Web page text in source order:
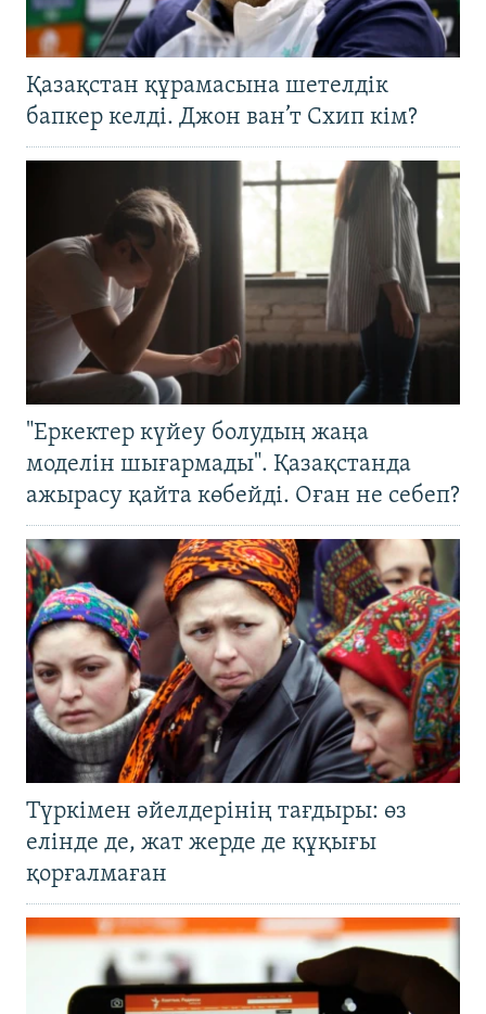
Қазақстан құрамасына шетелдік
бапкер келді. Джон ван’т Схип кім?
"Еркектер күйеу болудың жаңа
моделін шығармады". Қазақстанда
ажырасу қайта көбейді. Оған не себеп?
Түркімен әйелдерінің тағдыры: өз
елінде де, жат жерде де құқығы
қорғалмаған